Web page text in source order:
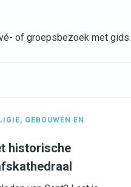
of groepsbezoek met gids.
, GEBOUWEN EN
historische